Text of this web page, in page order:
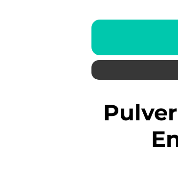
Pulverlackering i Stockholm: